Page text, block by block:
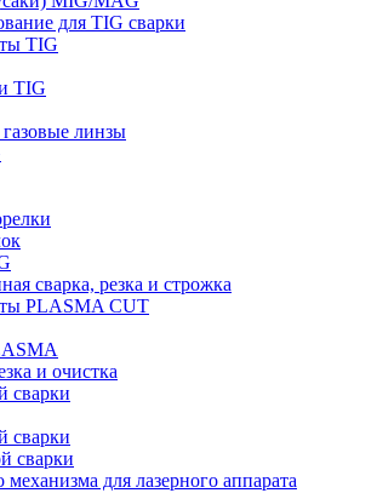
для TIG сварки
TIG
TIG
линзы
сварка, резка и строжка
PLASMA CUT
и очистка
сварки
сварки
сварки
для лазерного аппарата